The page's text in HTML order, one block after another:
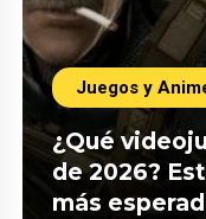
Juegos y
¿Qué
de 2026?
más